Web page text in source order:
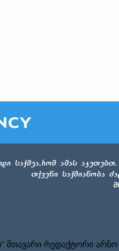
მთავარი რედაქტორი